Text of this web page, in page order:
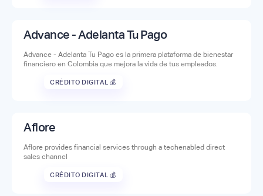
Advance - Adelanta Tu Pago
Advance - Adelanta Tu Pago es la primera plataforma de bienestar
financiero en Colombia que mejora la vida de tus empleados.
CRÉDITO DIGITAL 💰
Aflore
Aflore provides financial services through a techenabled direct
sales channel
CRÉDITO DIGITAL 💰